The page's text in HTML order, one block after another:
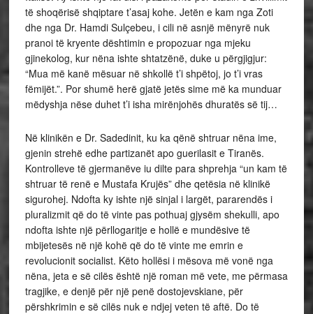
të shoqërisë shqiptare t’asaj kohe. Jetën e kam nga Zoti
dhe nga Dr. Hamdi Sulçebeu, i cili në asnjë mënyrë nuk
pranoi të kryente dështimin e propozuar nga mjeku
gjinekolog, kur nëna ishte shtatzënë, duke u përgjigjur:
“Mua më kanë mësuar në shkollë t’i shpëtoj, jo t’i vras
fëmijët.”. Por shumë herë gjatë jetës sime më ka munduar
mëdyshja nëse duhet t’i isha mirënjohës dhuratës së tij…
Në klinikën e Dr. Sadedinit, ku ka qënë shtruar nëna ime,
gjenin strehë edhe partizanët apo guerilasit e Tiranës.
Kontrolleve të gjermanëve iu dilte para shprehja “un kam të
shtruar të renë e Mustafa Krujës” dhe qetësia në klinikë
sigurohej. Ndofta ky ishte një sinjal i largët, pararendës i
pluralizmit që do të vinte pas pothuaj gjysëm shekulli, apo
ndofta ishte një përllogaritje e hollë e mundësive të
mbijetesës në një kohë që do të vinte me emrin e
revolucionit socialist. Këto hollësi i mësova më vonë nga
nëna, jeta e së cilës është një roman më vete, me përmasa
tragjike, e denjë për një penë dostojevskiane, për
përshkrimin e së cilës nuk e ndjej veten të aftë. Do të